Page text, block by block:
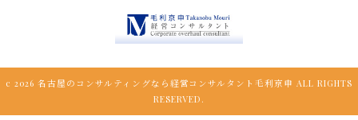
c 2026 名古屋のコンサルティングなら経営コンサルタント毛利京申 ALL RIGHTS
RESERVED.